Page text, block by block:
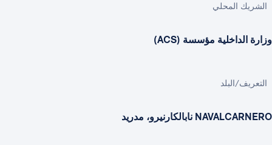
الشريك المحلي
وزارة الداخلية مؤسسة (ACS)
التعريف/البلد
NAVALCARNERO نابالكارنيرو، مدريد